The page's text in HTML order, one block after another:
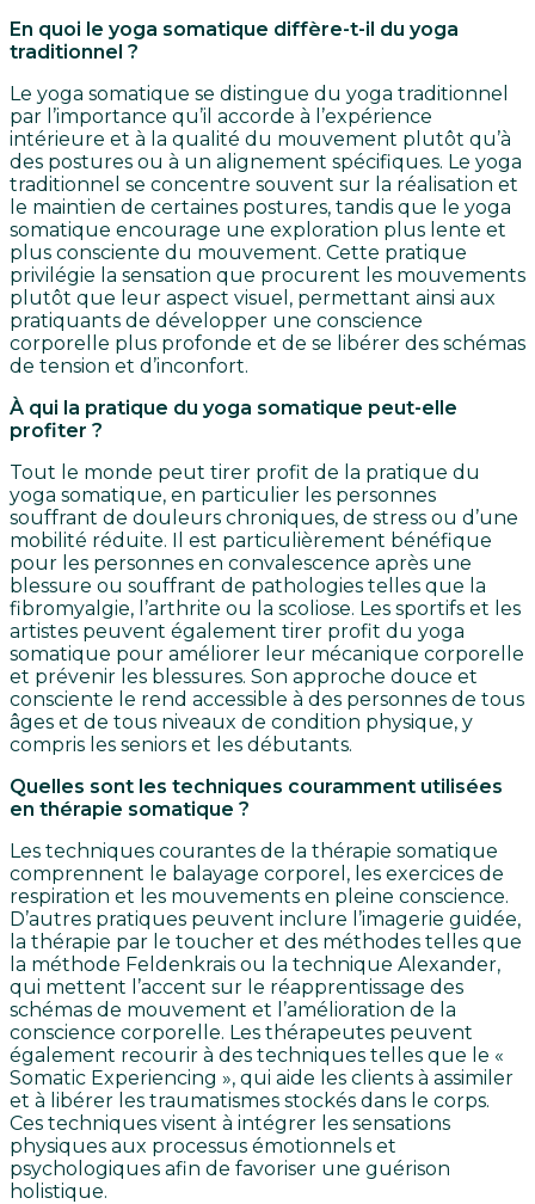
En quoi le yoga somatique diffère-t-il du yoga
traditionnel ?
Le yoga somatique se distingue du yoga traditionnel
par l’importance qu’il accorde à l’expérience
intérieure et à la qualité du mouvement plutôt qu’à
des postures ou à un alignement spécifiques. Le yoga
traditionnel se concentre souvent sur la réalisation et
le maintien de certaines postures, tandis que le yoga
somatique encourage une exploration plus lente et
plus consciente du mouvement. Cette pratique
privilégie la sensation que procurent les mouvements
plutôt que leur aspect visuel, permettant ainsi aux
pratiquants de développer une conscience
corporelle plus profonde et de se libérer des schémas
de tension et d’inconfort.
À qui la pratique du yoga somatique peut-elle
profiter ?
Tout le monde peut tirer profit de la pratique du
yoga somatique, en particulier les personnes
souffrant de douleurs chroniques, de stress ou d’une
mobilité réduite. Il est particulièrement bénéfique
pour les personnes en convalescence après une
blessure ou souffrant de pathologies telles que la
fibromyalgie, l’arthrite ou la scoliose. Les sportifs et les
artistes peuvent également tirer profit du yoga
somatique pour améliorer leur mécanique corporelle
et prévenir les blessures. Son approche douce et
consciente le rend accessible à des personnes de tous
âges et de tous niveaux de condition physique, y
compris les seniors et les débutants.
Quelles sont les techniques couramment utilisées
en thérapie somatique ?
Les techniques courantes de la thérapie somatique
comprennent le balayage corporel, les exercices de
respiration et les mouvements en pleine conscience.
D’autres pratiques peuvent inclure l’imagerie guidée,
la thérapie par le toucher et des méthodes telles que
la méthode Feldenkrais ou la technique Alexander,
qui mettent l’accent sur le réapprentissage des
schémas de mouvement et l’amélioration de la
conscience corporelle. Les thérapeutes peuvent
également recourir à des techniques telles que le «
Somatic Experiencing », qui aide les clients à assimiler
et à libérer les traumatismes stockés dans le corps.
Ces techniques visent à intégrer les sensations
physiques aux processus émotionnels et
psychologiques afin de favoriser une guérison
holistique.